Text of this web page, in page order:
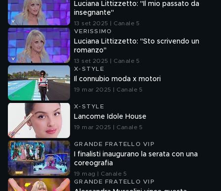
Luciana Littizzetto: "Il mio passato da
insegnante"
13 set 2025 | Canale 5
VERISSIMO
Luciana Littizzetto: "Sto scrivendo un
romanzo"
13 set 2025 | Canale 5
X-STYLE
Il connubio moda x motori
19 mar 2025 | Canale 5
X-STYLE
Lancome Idole House
19 mar 2025 | Canale 5
GRANDE FRATELLO VIP
I finalisti inaugurano la serata con una
coreografia
19 mag | Canale 5
GRANDE FRATELLO VIP